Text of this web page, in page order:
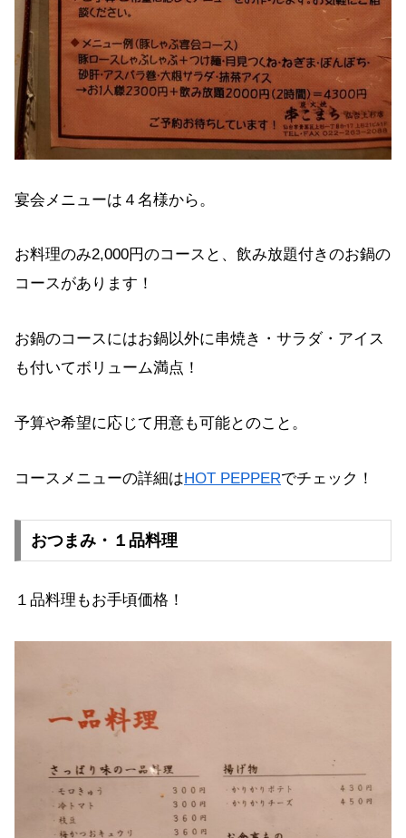
宴会メニューは４名様から。
お料理のみ2,000円のコースと、飲み放題付きのお鍋の
コースがあります！
お鍋のコースにはお鍋以外に串焼き・サラダ・アイス
も付いてボリューム満点！
予算や希望に応じて用意も可能とのこと。
コースメニューの詳細はHOT PEPPERでチェック！
おつまみ・１品料理
１品料理もお手頃価格！